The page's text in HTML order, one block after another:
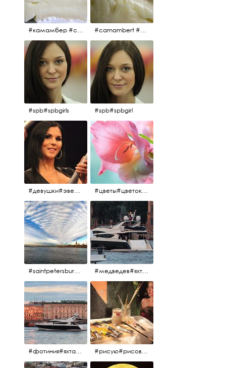
#камамбер #сыр #camambert #camambert #сыр#камамбер
#spb#spbgirls #spb#spbgirl
#девушки#эверласт#everlast#finland#southfinland#helsinki #цветы#цветок#нежность
#saintpetersburg #санктпетербург#нева#троицкиймост#питерскоеутро#петропавловскаякрепость #медведев#яхты#алыепаруса2023#белыеночи2013#санктпетербург #яхтафотиния#yacht#yachtphotinia
#фотиния#яхтафотиния#дмитриймедведев#медведев#яхта#алыепаруса2013#2013#алыепаруса #нева#санктпетербург #yachtphotinia#yacht #рисую#рисовать#краскихолстмасло#картина#холст#кисточки#палитра#художник#портрет#aplgallery